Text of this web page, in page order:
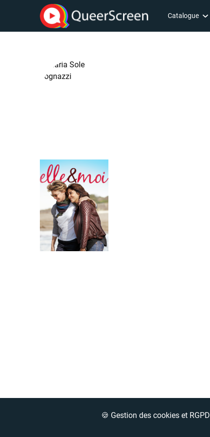
Catalogue
🍪 Gestion des cookies et RGPD